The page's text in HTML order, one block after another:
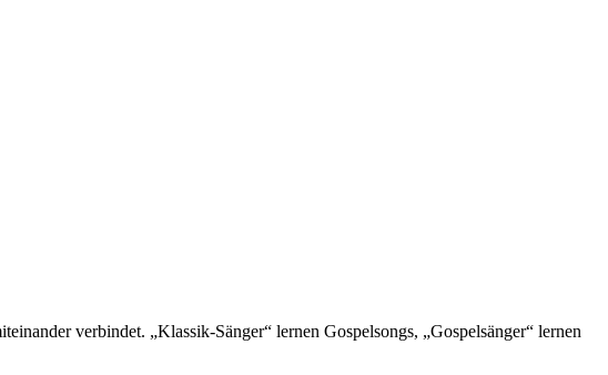
verbindet. „Klassik-Sänger“ lernen Gospelsongs, „Gospelsänger“ lernen